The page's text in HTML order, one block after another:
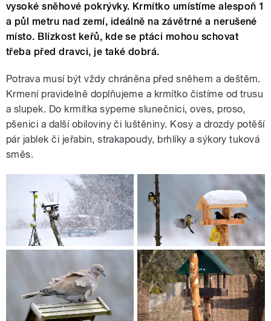
vysoké sněhové pokrývky. Krmítko umístíme alespoň 1
a půl metru nad zemí, ideálně na závětrné a nerušené
místo. Blízkost keřů, kde se ptáci mohou schovat
třeba před dravci, je také dobrá.
Potrava musí být vždy chráněna před sněhem a deštěm.
Krmení pravidelně doplňujeme a krmítko čistíme od trusu
a slupek. Do krmítka sypeme slunečnici, oves, proso,
pšenici a další obiloviny či luštěniny. Kosy a drozdy potěší
pár jablek či jeřabin, strakapoudy, brhlíky a sýkory tuková
směs.